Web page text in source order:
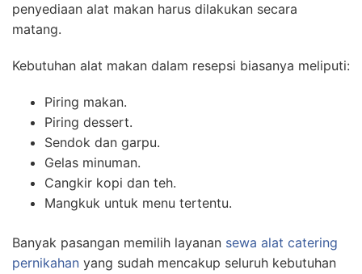
penyediaan alat makan harus dilakukan secara
matang.
Kebutuhan alat makan dalam resepsi biasanya meliputi:
Piring makan.
Piring dessert.
Sendok dan garpu.
Gelas minuman.
Cangkir kopi dan teh.
Mangkuk untuk menu tertentu.
Banyak pasangan memilih layanan sewa alat catering
pernikahan yang sudah mencakup seluruh kebutuhan